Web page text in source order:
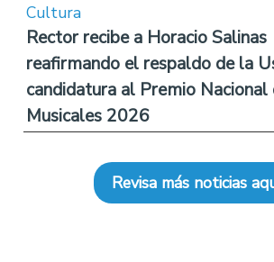
Cultura
Rector recibe a Horacio Salinas
reafirmando el respaldo de la
candidatura al Premio
Musicales 2026
Revisa más noticias